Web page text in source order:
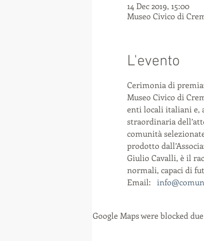
14 Dec 2019, 15:00
Museo Civico di
L'evento
Cerimonia di
Museo Civico di
enti locali italiani e,
straordinaria
comunità
prodotto
Giulio Cavalli, è il
normali, capaci di
Email:
Google Maps were blocked